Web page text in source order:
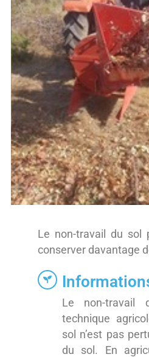
Le non-travail du sol
conserver davantage
Le non-
technique
sol n’est pas
du sol. En